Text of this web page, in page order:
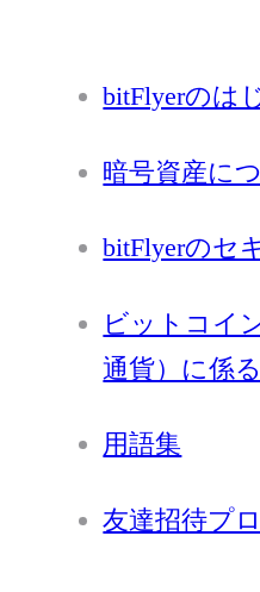
bitFlyerのは
暗号資産に
bitFlyerのセ
ビットコイ
通貨）に係
用語集
友達招待プ